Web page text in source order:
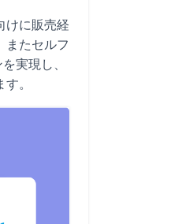
けに販売経
またセルフ
実現し、
。